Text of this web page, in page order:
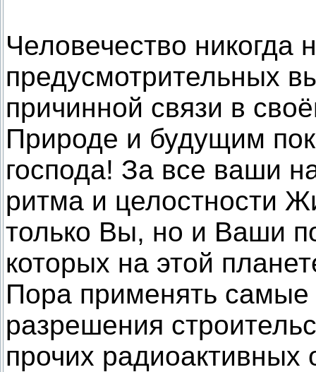
Человечество никогда
предусмотрительных
причинной связи в
Природе и будущим
господа! За все ваши
ритма и целостности
только Вы, но и Ваши
которых на этой
Пора применять
разрешения
прочих радиоактивных